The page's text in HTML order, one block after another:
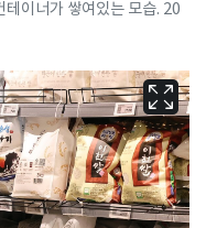
이너가 쌓여있는 모습. 20